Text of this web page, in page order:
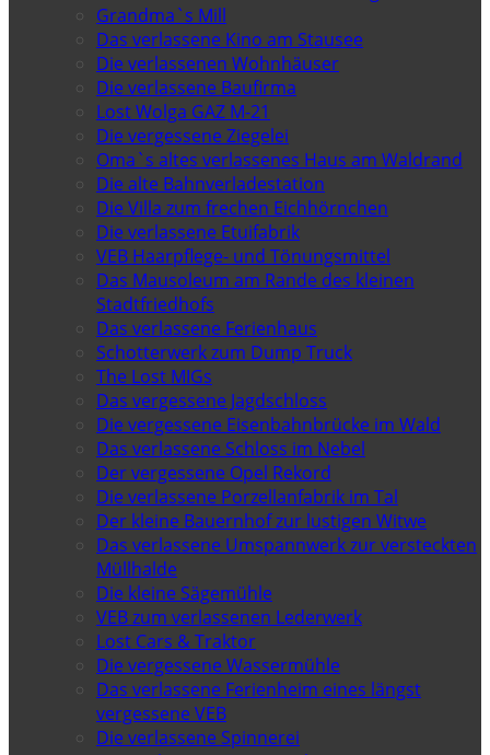
Grandma`s Mill
Das verlassene Kino am Stausee
Die verlassenen Wohnhäuser
Die verlassene Baufirma
Lost Wolga GAZ M-21
Die vergessene Ziegelei
Oma`s altes verlassenes Haus am Waldrand
Die alte Bahnverladestation
Die Villa zum frechen Eichhörnchen
Die verlassene Etuifabrik
VEB Haarpflege- und Tönungsmittel
Das Mausoleum am Rande des kleinen
Stadtfriedhofs
Das verlassene Ferienhaus
Schotterwerk zum Dump Truck
The Lost MIGs
Das vergessene Jagdschloss
Die vergessene Eisenbahnbrücke im Wald
Das verlassene Schloss im Nebel
Der vergessene Opel Rekord
Die verlassene Porzellanfabrik im Tal
Der kleine Bauernhof zur lustigen Witwe
Das verlassene Umspannwerk zur versteckten
Müllhalde
Die kleine Sägemühle
VEB zum verlassenen Lederwerk
Lost Cars & Traktor
Die vergessene Wassermühle
Das verlassene Ferienheim eines längst
vergessene VEB
Die verlassene Spinnerei